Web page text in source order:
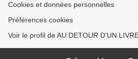
Cookies et données personnelles
Préférences cookies
Voir le profil de AU DETOUR D'UN